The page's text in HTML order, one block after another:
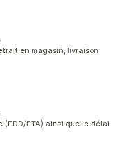
en magasin, livraison
ETA) ainsi que le délai